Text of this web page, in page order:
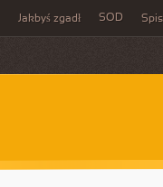
Jakbyś zgadł SOD